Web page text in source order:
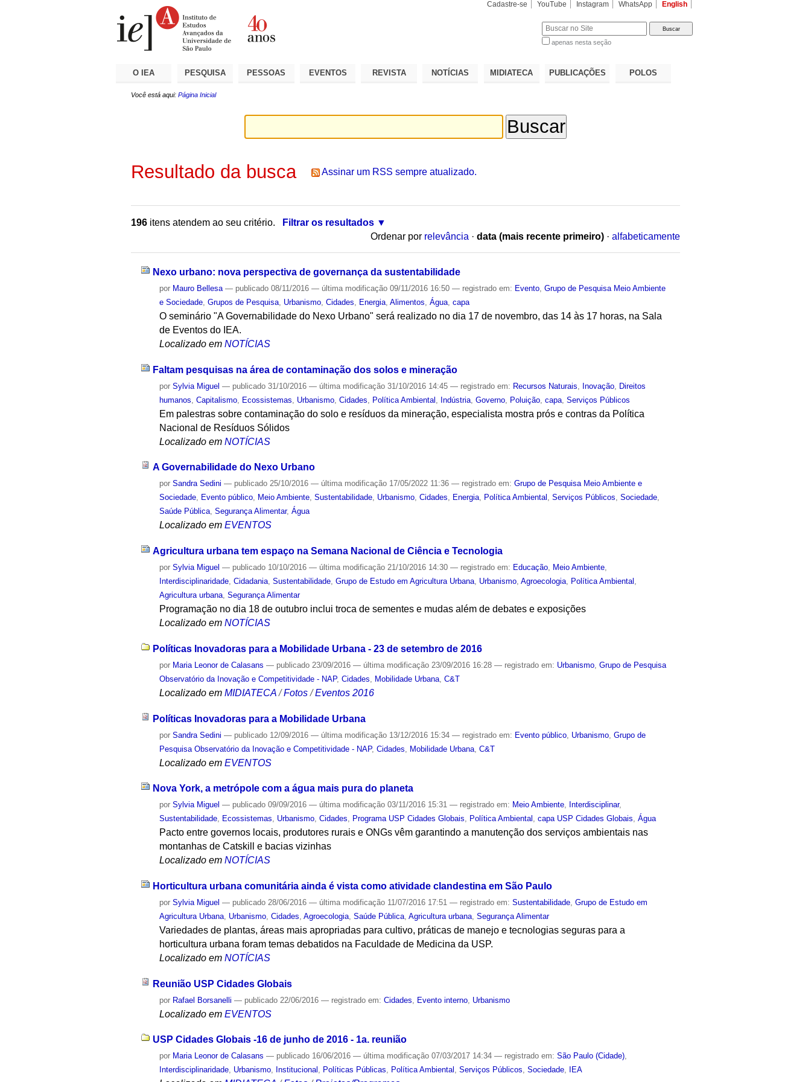
Cadastre-se YouTube Instagram WhatsApp English
apenas nesta seção
O IEA PESQUISA PESSOAS EVENTOS REVISTA NOTÍCIAS MIDIATECA PUBLICAÇÕES POLOS
Você está aqui: Página Inicial
Resultado da busca Assinar um RSS sempre atualizado.
196 itens atendem ao seu critério.
Filtrar os resultados
Ordenar por relevância · data (mais recente primeiro) · alfabeticamente
Nexo urbano: nova perspectiva de governança da sustentabilidade
por Mauro Bellesa — publicado 08/11/2016— última modificação 09/11/2016 16:50— registrado em: Evento ,Grupo de Pesquisa Meio Ambiente
e Sociedade ,Grupos de Pesquisa Urbanismo ,Cidades Energia ,Alimentos ,Água ,capa
O seminário "A Governabilidade do Nexo Urbano" será realizado no dia 17 de novembro, das 14 às 17 horas, na Sala
de Eventos do IEA.
Localizado em NOTÍCIAS
Faltam pesquisas na área de contaminação dos solos e mineração
porSylvia Miguel — publicado 31/10/2016— última modificação 31/10/2016 14:45— registrado em: Recursos Naturais Inovação Direitos
humanos ,Capitalismo Ecossistemas Urbanismo ,Cidades Política Ambiental Indústria ,Governo Poluição ,capa ,Serviços Públicos
Em palestras sobre contaminação do solo e resíduos da mineração, especialista mostra prós e contras da Política
Nacional de Resíduos Sólidos
Localizado em NOTÍCIAS
A Governabilidade do Nexo Urbano
porSandra Sedini — publicado 25/10/2016— última modificação 17/05/2022 11:36— registrado em:Grupo de Pesquisa Meio Ambiente e
Sociedade, Evento público, Meio Ambiente,Sustentabilidade, Urbanismo,Cidades, Energia, Política Ambiental ,Serviços Públicos,Sociedade,
Saúde Pública,Segurança Alimentar,Água
Localizado em EVENTOS
Agricultura urbana tem espaço na Semana Nacional de Ciência e Tecnologia
porSylvia Miguel — publicado 10/10/2016— última modificação 21/10/2016 14:30— registrado em: Educação, Meio Ambiente,
Interdisciplinaridade,Cidadania,Sustentabilidade,Grupo de Estudo em Agricultura Urbana, Urbanismo,Agroecologia, Política Ambiental ,
Agricultura urbana,Segurança Alimentar
Programação no dia 18 de outubro inclui troca de sementes e mudas além de debates e exposições
Localizado em NOTÍCIAS
Políticas Inovadoras para a Mobilidade Urbana - 23 de setembro de 2016
por Maria Leonor de Calasans — publicado 23/09/2016— última modificação 23/09/2016 16:28— registrado em: Urbanismo ,Grupo de Pesquisa
Observatório da Inovação e Competitividade - NAP,Cidades Mobilidade Urbana ,C&T
Localizado em MIDIATECA /Fotos /Eventos 2016
Políticas Inovadoras para a Mobilidade Urbana
porSandra Sedini — publicado 12/09/2016— última modificação 13/12/2016 15:34— registrado em: Evento público Urbanismo ,Grupo de
Pesquisa Observatório da Inovação e Competitividade - NAP,Cidades Mobilidade Urbana ,C&T
Localizado em EVENTOS
Nova York, a metrópole com a água mais pura do planeta
porSylvia Miguel — publicado 09/09/2016— última modificação 03/11/2016 15:31— registrado em: Meio Ambiente, Interdisciplinar,
Sustentabilidade, Ecossistemas, Urbanismo,Cidades, Programa USP Cidades Globais, Política Ambiental ,capa USP Cidades Globais,Água
Pacto entre governos locais, produtores rurais e ONGs vêm garantindo a manutenção dos serviços ambientais nas
montanhas de Catskill e bacias vizinhas
Localizado em NOTÍCIAS
Horticultura urbana comunitária ainda é vista como atividade clandestina em São Paulo
porSylvia Miguel — publicado 28/06/2016— última modificação 11/07/2016 17:51— registrado em:Sustentabilidade ,Grupo de Estudo em
Agricultura Urbana Urbanismo ,Cidades ,Agroecologia ,Saúde Pública ,Agricultura urbana ,Segurança Alimentar
Variedades de plantas, áreas mais apropriadas para cultivo, práticas de manejo e tecnologias seguras para a
horticultura urbana foram temas debatidos na Faculdade de Medicina da USP.
Localizado em NOTÍCIAS
Reunião USP Cidades Globais
por Rafael Borsanelli — publicado 22/06/2016— registrado em:Cidades Evento interno Urbanismo
Localizado em EVENTOS
USP Cidades Globais -16 de junho de 2016 - 1a. reunião
por Maria Leonor de Calasans — publicado 16/06/2016— última modificação 07/03/2017 14:34— registrado em:São Paulo (Cidade),
Interdisciplinaridade, Urbanismo, Institucional , Políticas Públicas, Política Ambiental ,Serviços Públicos,Sociedade, IEA